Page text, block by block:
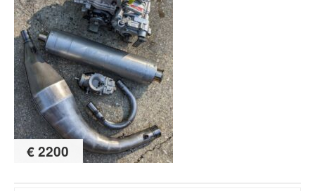
€ 2200